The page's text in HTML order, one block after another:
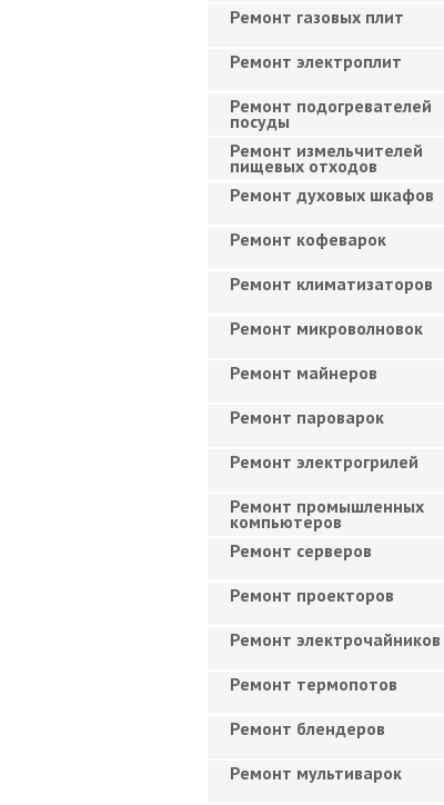
Ремонт газовых плит
Ремонт электроплит
Ремонт подогревателей
посуды
Ремонт измельчителей
пищевых отходов
Ремонт духовых шкафов
Ремонт кофеварок
Ремонт климатизаторов
Ремонт микроволновок
Ремонт майнеров
Ремонт пароварок
Ремонт электрогрилей
Ремонт промышленных
компьютеров
Ремонт серверов
Ремонт проекторов
Ремонт электрочайников
Ремонт термопотов
Ремонт блендеров
Ремонт мультиварок